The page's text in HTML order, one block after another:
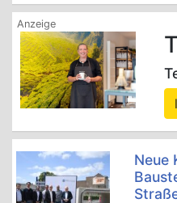
Neue